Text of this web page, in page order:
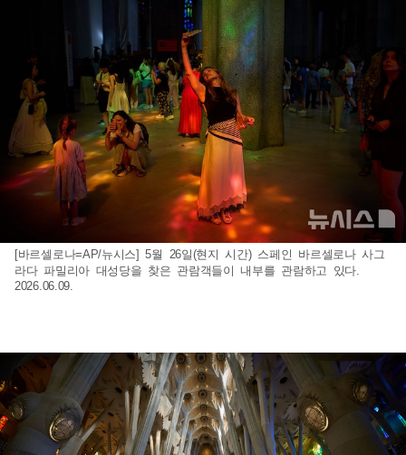
[바르셀로나=AP/뉴시스] 5월 26일(현지 시간) 스페인 바르셀로나 사그
라다 파밀리아 대성당을 찾은 관람객들이 내부를 관람하고 있다.
2026.06.09.